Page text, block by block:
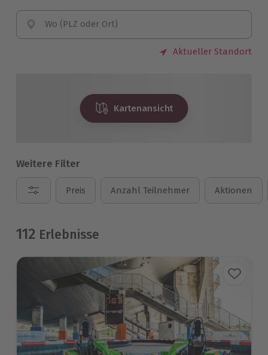
Wo (PLZ oder Ort)
Aktueller Standort
Kartenansicht
Weitere Filter
Preis Anzahl Teilnehmer Aktionen
112 Erlebnisse